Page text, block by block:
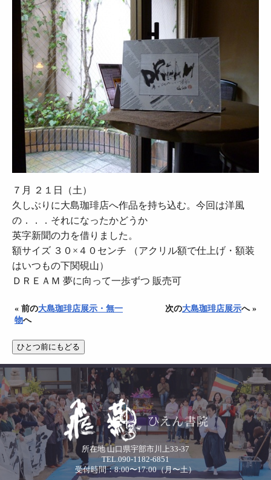
７月 ２１日（土）
久しぶりに大島珈琲店へ作品を持ち込む。今回は洋風
の．．．それになったかどうか
英字新聞の力を借りました。
額サイズ ３０×４０センチ （アクリル額で仕上げ・額装
はいつもの下関硯山）
ＤＲＥＡＭ 夢に向って一歩ずつ 販売可
« 前の大島珈琲店展示・無一
物へ
次の大島珈琲店展示へ »
所在地 山口県宇部市川上33-37
TEL.090-1182-6851
受付時間：8:00〜17:00（月〜土）